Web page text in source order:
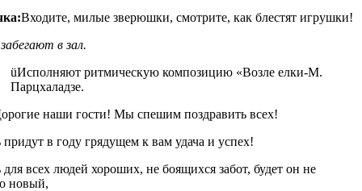
Входите, милые зверюшки, смотрите, как блестят игрушки!
в зал.
üИсполняют ритмическую композицию «Возле елки-М.
Парцхаладзе.
наши гости! Мы спешим поздравить всех!
придут в году грядущем к вам удача и успех!
для всех людей хороших, не боящихся забот, будет он не
новый,